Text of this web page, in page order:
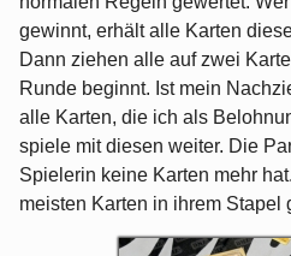
gewinnt, erhält alle Karten
Dann ziehen alle auf zwei
Runde beginnt. Ist mein
alle Karten, die ich als
spiele mit diesen weiter. Die
Spielerin keine Karten mehr
meisten Karten in ihrem Stapel